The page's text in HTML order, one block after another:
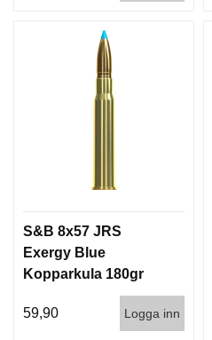
S&B 8x57 JRS
Exergy Blue
Kopparkula 180gr
59,90
Logga inn